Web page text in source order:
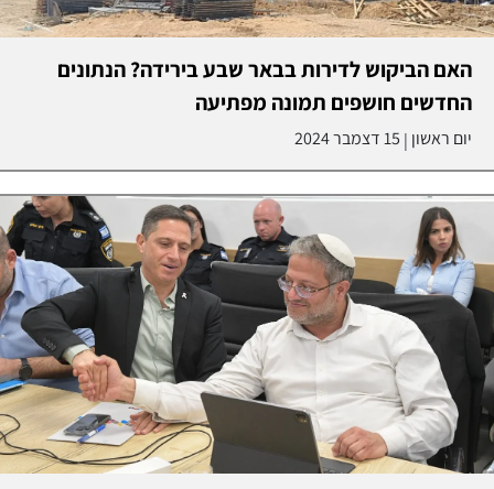
האם הביקוש לדירות בבאר שבע בירידה? הנתונים
החדשים חושפים תמונה מפתיעה
יום ראשון | 15 דצמבר 2024